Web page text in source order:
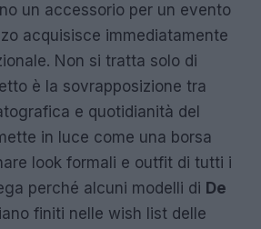
un accessorio per un evento
acquisisce immediatamente
Non si tratta solo di
è la sovrapposizione tra
e quotidianità del
in luce come una borsa
look formali e outfit di tutti i
perché alcuni modelli di De
finiti nelle wish list delle